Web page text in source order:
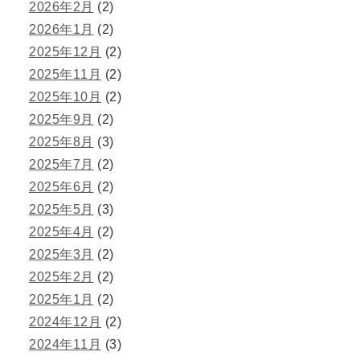
2026年2月 (2)
2026年1月 (2)
2025年12月 (2)
2025年11月 (2)
2025年10月 (2)
2025年9月 (2)
2025年8月 (3)
2025年7月 (2)
2025年6月 (2)
2025年5月 (3)
2025年4月 (2)
2025年3月 (2)
2025年2月 (2)
2025年1月 (2)
2024年12月 (2)
2024年11月 (3)